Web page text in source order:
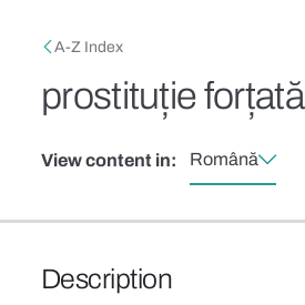
Breadcrumb
A-Z Index
prostituție forțată
View content in: Română
Description